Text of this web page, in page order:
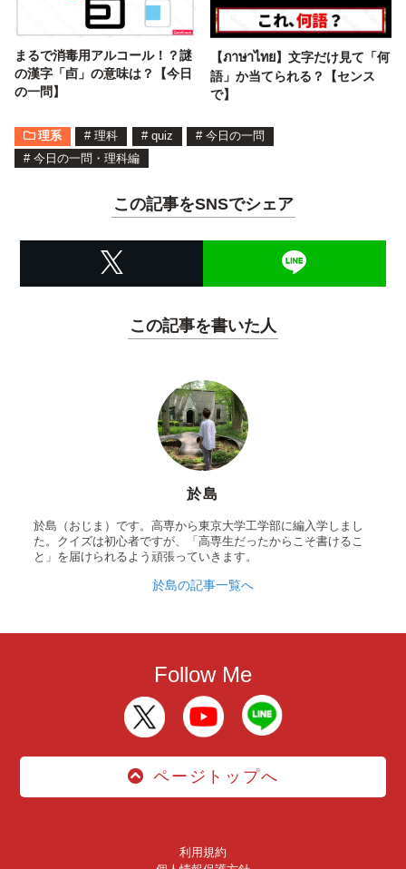
まるで消毒用アルコール！？謎
の漢字「卣」の意味は？【今日
の一問】
【ภาษาไทย】文字だけ見て「何
語」か当てられる？【センス
で】
理系 # 理科 # quiz # 今日の一問
# 今日の一問・理科編
この記事をSNSでシェア
この記事を書いた人
於島
於島（おじま）です。高専から東京大学工学部に編入学しまし
た。クイズは初心者ですが、「高専生だったからこそ書けるこ
と」を届けられるよう頑張っていきます。
於島の記事一覧へ
Follow Me
ページトップへ
利用規約